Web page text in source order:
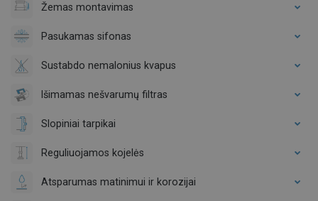
Žemas montavimas
Pasukamas sifonas
Sustabdo nemalonius kvapus
Išimamas nešvarumų filtras
Slopiniai tarpikai
Reguliuojamos kojelės
Atsparumas matinimui ir korozijai